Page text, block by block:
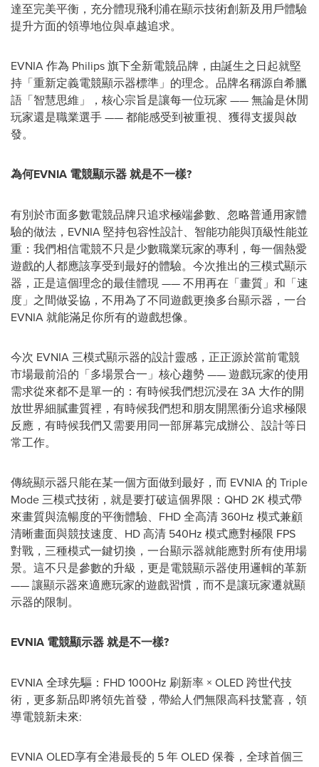
達至完美平衡，充分體現飛利浦在顯示技術創新及用戶體驗
提升方面的領導地位與卓越追求。
EVNIA 作為 Philips 旗下全新電競品牌，由誕生之日起就堅
持「重新定義電競顯示器標準」的理念。品牌名稱源自希臘
語「智慧思維」，核心宗旨是讓每一位玩家 —— 無論是休閒
玩家還是職業選手 —— 都能感受到被重視、獲得支援與啟
發。
為何EVNIA 電競顯示器 就是不一樣?
有別於市面多數電競品牌只追求極端參數、忽略普通用家體
驗的做法，EVNIA 堅持包容性設計、智能功能與頂級性能並
重：我們相信電競不只是少數職業玩家的專利，每一個熱愛
遊戲的人都應該享受到最好的體驗。今次推出的三模式顯示
器，正是這個理念的最佳體現 —— 不用再在「畫質」和「速
度」之間做妥協，不用為了不同遊戲更換多台顯示器，一台
EVNIA 就能滿足你所有的遊戲想像。
今次 EVNIA 三模式顯示器的設計靈感，正正源於當前電競
市場最前沿的「多場景合一」核心趨勢 —— 遊戲玩家的使用
需求從來都不是單一的：有時候我們想沉浸在 3A 大作的開
放世界細膩畫質裡，有時候我們想和朋友開黑衝分追求極限
反應，有時候我們又需要用同一部屏幕完成辦公、設計等日
常工作。
傳統顯示器只能在某一個方面做到最好，而 EVNIA 的 Triple
Mode 三模式技術，就是要打破這個界限：QHD 2K 模式帶
來畫質與流暢度的平衡體驗、FHD 全高清 360Hz 模式兼顧
清晰畫面與競技速度、HD 高清 540Hz 模式應對極限 FPS
對戰，三種模式一鍵切換，一台顯示器就能應對所有使用場
景。這不只是參數的升級，更是電競顯示器使用邏輯的革新
——讓顯示器來適應玩家的遊戲習慣，而不是讓玩家遷就顯
示器的限制。
EVNIA 電競顯示器 就是不一樣?
EVNIA 全球先驅：FHD 1000Hz 刷新率 × OLED 跨世代技
術，更多新品即將領先首發，帶給人們無限高科技驚喜，領
導電競新未來:
EVNIA OLED享有全港最長的 5 年 OLED 保養，全球首個三